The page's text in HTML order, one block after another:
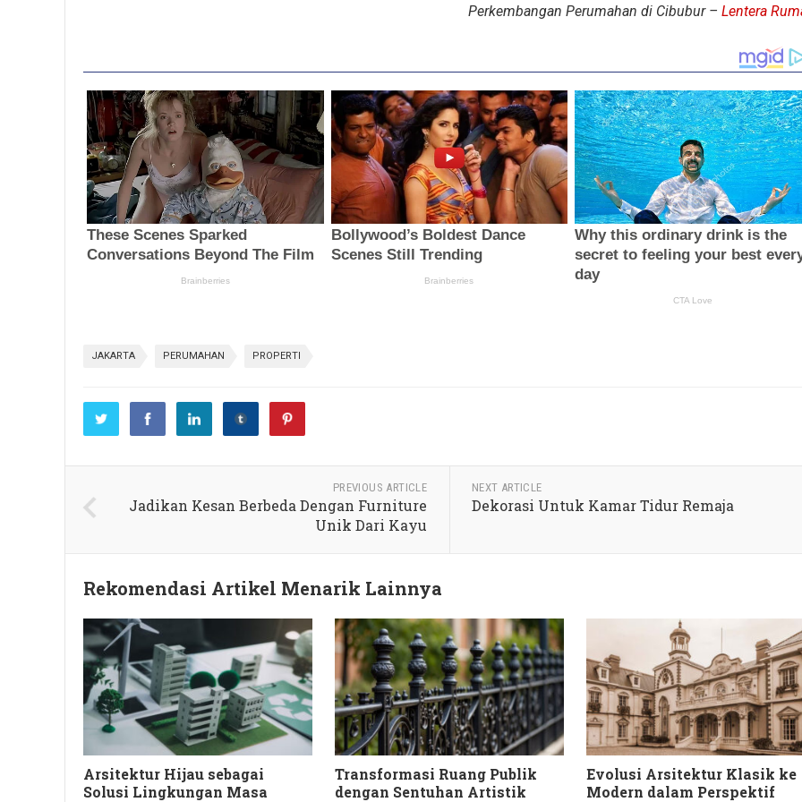
Perkembangan Perumahan di Cibubur – Lentera
JAKARTA PERUMAHAN PROPERTI
PREVIOUS ARTICLE
Jadikan Kesan Berbeda Dengan Furniture
Unik Dari Kayu
NEXT ARTICLE
Dekorasi Untuk Kamar Tidur Remaja
Rekomendasi Artikel Menarik Lainnya
Arsitektur Hijau sebagai
Solusi Lingkungan Masa
Transformasi Ruang Publik
dengan Sentuhan Artistik
Evolusi Arsitektur Klasik ke
Modern dalam Perspektif